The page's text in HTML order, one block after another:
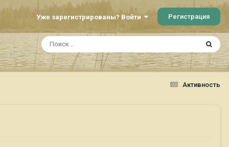
Уже зарегистрированы? Войти Регистрация
Активность